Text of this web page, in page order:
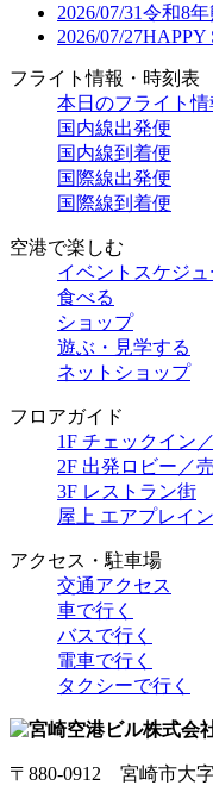
2026/07/31令和8
2026/07/27HAPPY
フライト情報・時刻表
本日のフライト情
国内線出発便
国内線到着便
国際線出発便
国際線到着便
空港で楽しむ
イベントスケジ
食べる
ショップ
遊ぶ・見学する
ネットショップ
フロアガイド
1F チェックイン
2F 出発ロビー／
3F レストラン街
屋上 エアプレイ
アクセス・駐車場
交通アクセス
車で行く
バスで行く
電車で行く
タクシーで行く
〒880-0912 宮崎市大